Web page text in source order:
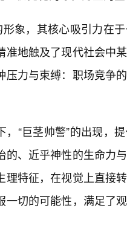
形象，其核心吸引力在
准地触及了现代社会中
压力与束缚：职场竞争
，“巨茎帅警”的出现，
的、近乎神性的生命力
理特征，在视觉上直接
一切的可能性，满足了